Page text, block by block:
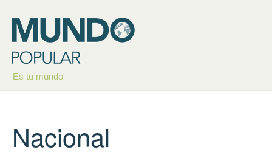
Es tu mundo
Nacional